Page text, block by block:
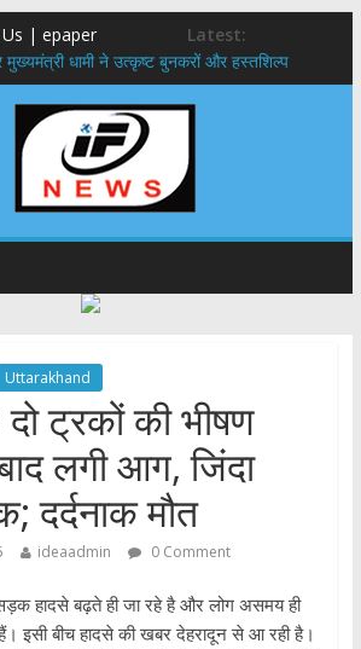
| epaper
Latest:
मुख्यमंत्री धामी ने उत्कृष्ट बुनकरों और हस्तशिल्प
कल्याण समिति की वेबसाइट एवं क्षत्रिय जागरण
कार्यक्रम में किया प्रतिभाग,मुख्यमंत्री ने
पर अपने घरों में तिरंगा फहराने का किया आवाह्न
के EE, AE और JE निलंबित, सीएम धामी के निर्देश
पेंशन लाभार्थियों को कुल 146 करोड़ 32 लाख
Uttarakhand
ट्रकों की भीषण
लगी आग, जिंदा
दर्दनाक मौत
ideaadmin 0 Comment
हादसे बढ़ते ही जा रहे है और लोग असमय ही
इसी बीच हादसे की खबर देहरादून से आ रही है।